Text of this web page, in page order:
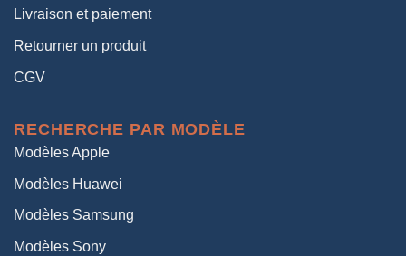
Livraison et paiement
Retourner un produit
CGV
RECHERCHE PAR MODÈLE
Modèles Apple
Modèles Huawei
Modèles Samsung
Modèles Sony